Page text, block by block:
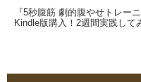
『5秒腹筋 劇的腹やせトレーニ
Kindle版購入！2週間実践して